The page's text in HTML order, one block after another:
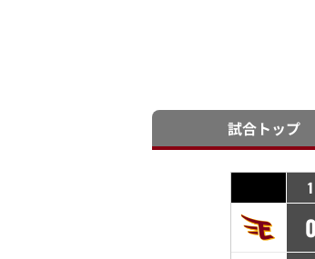
試合トップ
1
0